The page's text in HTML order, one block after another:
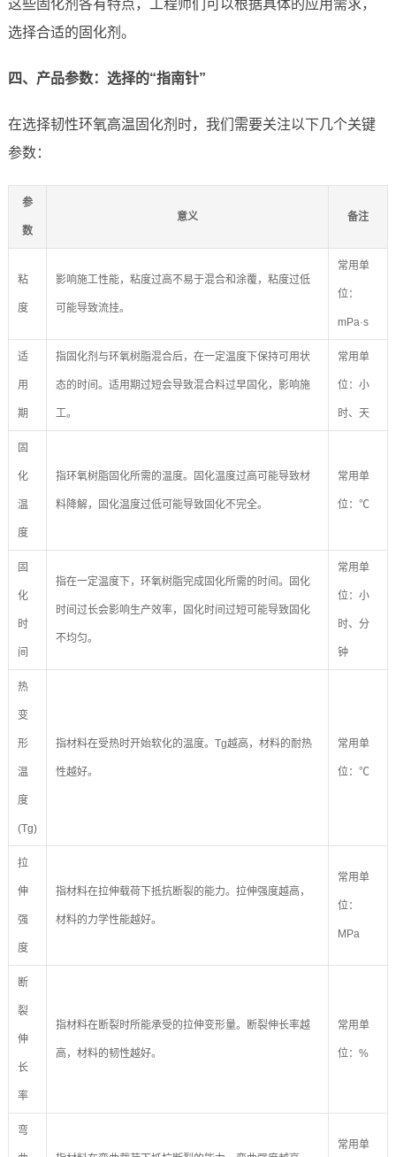
这些固化剂各有特点，工程师们可以根据具体的应用需求，
选择合适的固化剂。
四、产品参数：选择的“指南针”
在选择韧性环氧高温固化剂时，我们需要关注以下几个关键
参数：
参
数
意义 备注
粘
度
影响施工性能，粘度过高不易于混合和涂覆，粘度过低
可能导致流挂。
常用单
位：
mPa·s
适
用
期
指固化剂与环氧树脂混合后，在一定温度下保持可用状
态的时间。适用期过短会导致混合料过早固化，影响施
工。
常用单
位：小
时、天
固
化
温
度
指环氧树脂固化所需的温度。固化温度过高可能导致材
料降解，固化温度过低可能导致固化不完全。
常用单
位：℃
固
化
时
间
指在一定温度下，环氧树脂完成固化所需的时间。固化
时间过长会影响生产效率，固化时间过短可能导致固化
不均匀。
常用单
位：小
时、分
钟
热
变
形
温
度
(Tg)
指材料在受热时开始软化的温度。Tg越高，材料的耐热
性越好。
常用单
位：℃
拉
伸
强
度
指材料在拉伸载荷下抵抗断裂的能力。拉伸强度越高，
材料的力学性能越好。
常用单
位：
MPa
断
裂
伸
长
率
指材料在断裂时所能承受的拉伸变形量。断裂伸长率越
高，材料的韧性越好。
常用单
位：%
弯
常用单